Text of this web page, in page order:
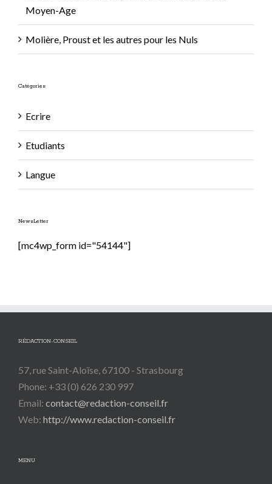
Moyen-Age
Molière, Proust et les autres pour les Nuls
Catégories
Ecrire
Etudiants
Langue
NewsLetter
[mc4wp_form id="54144"]
RÉDACTION-CONSEIL
57, rue Saint-Aloïse, 67100 - Strasbourg
Phone: +33 (0) 626 230 997
Email: contact@redaction-conseil.fr
Web: http://www.redaction-conseil.fr
MENU